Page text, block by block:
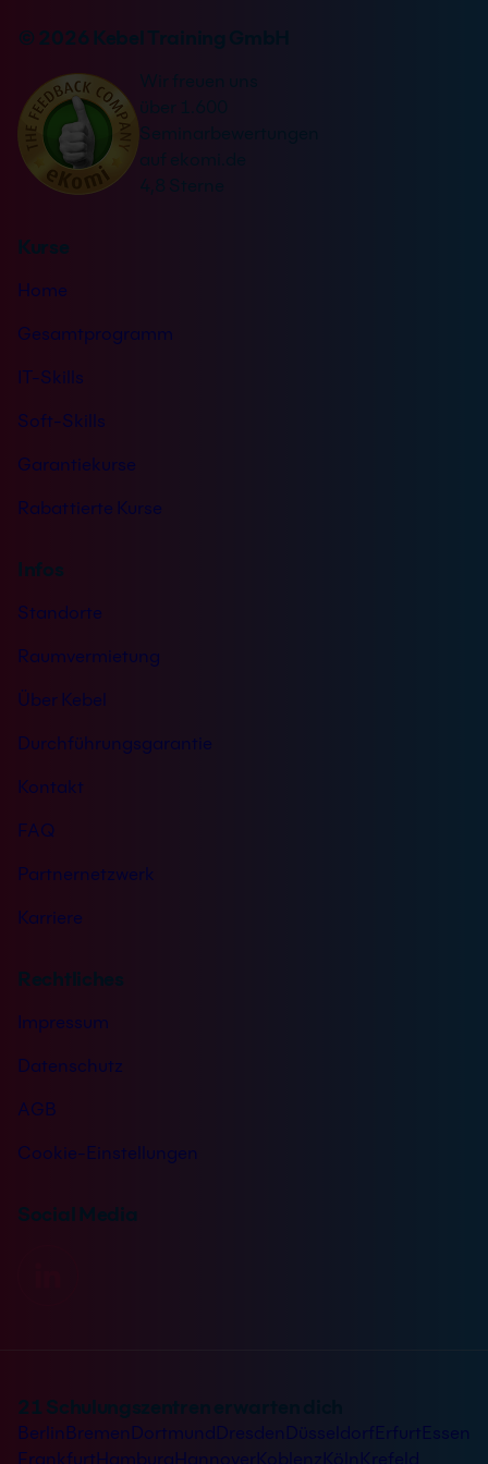
einer konzentrierten Lernatmosphäre.
© 2026 Kebel Training GmbH
Wir freuen uns
über 1.600
Seminarbewertungen
auf ekomi.de
4,8 Sterne
Kurse
Home
Gesamtprogramm
IT-Skills
Soft-Skills
Garantiekurse
Rabattierte Kurse
Infos
Standorte
Raumvermietung
Über Kebel
Durchführungsgarantie
Kontakt
FAQ
Partnernetzwerk
Karriere
Rechtliches
Impressum
Datenschutz
AGB
Cookie-Einstellungen
Social Media
21 Schulungszentren erwarten dich
Berlin Bremen Dortmund ErfurtEssen
FrankfurtHamburgHannover Krefeld